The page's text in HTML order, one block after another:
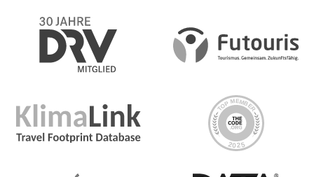
Internationale Flüge
No, international flights are generally not included in
the price of your tour.
However, on some combo tours travelling between two
different countries, international flights are included as
part of the itinerary and price of the tour. Please speak
to your GCO or booking agent for further details.